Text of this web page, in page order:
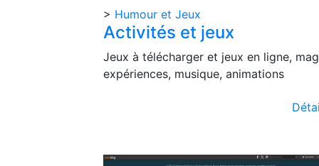
> Humour et Jeux
Activités et jeux
Jeux à télécharger et jeux en ligne,
expériences, musique, animations